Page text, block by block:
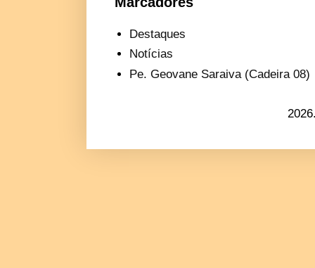
Destaques
Notícias
Pe. Geovane Saraiva (Cadeira 08)